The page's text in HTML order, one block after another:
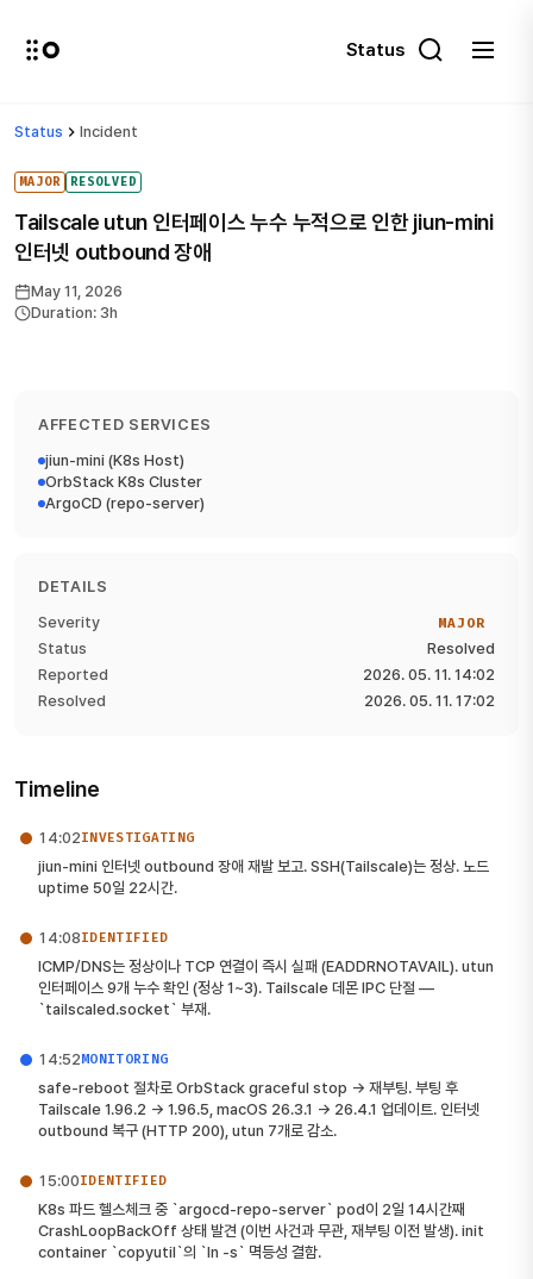
Status
Status Incident
MAJOR RESOLVED
Tailscale utun 인터페이스 누수 누적으로 인한 jiun-mini
인터넷 outbound 장애
May 11, 2026
Duration: 3h
Timeline
14:02INVESTIGATING
jiun-mini 인터넷 outbound 장애 재발 보고. SSH(Tailscale)는 정상. 노드
uptime 50일 22시간.
14:08IDENTIFIED
ICMP/DNS는 정상이나 TCP 연결이 즉시 실패 (EADDRNOTAVAIL). utun
인터페이스 9개 누수 확인 (정상 1~3). Tailscale 데몬 IPC 단절 —
`tailscaled.socket` 부재.
14:52MONITORING
safe-reboot 절차로 OrbStack graceful stop → 재부팅. 부팅 후
Tailscale 1.96.2 → 1.96.5, macOS 26.3.1 → 26.4.1 업데이트. 인터넷
outbound 복구 (HTTP 200), utun 7개로 감소.
15:00IDENTIFIED
K8s 파드 헬스체크 중 `argocd-repo-server` pod이 2일 14시간째
CrashLoopBackOff 상태 발견 (이번 사건과 무관, 재부팅 이전 발생). init
container `copyutil`의 `ln -s` 멱등성 결함.
AFFECTED SERVICES
jiun-mini (K8s Host)
OrbStack K8s Cluster
ArgoCD (repo-server)
DETAILS
Severity
MAJOR
Status
Resolved
Reported
2026. 05. 11. 14:02
Resolved
2026. 05. 11. 17:02